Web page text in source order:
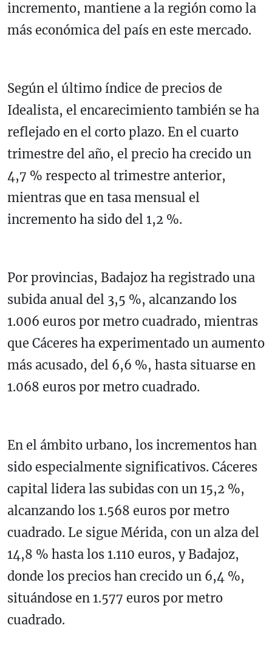
incremento, mantiene a la región como la
más económica del país en este mercado.
Según el último índice de precios de
Idealista, el encarecimiento también se ha
reflejado en el corto plazo. En el cuarto
trimestre del año, el precio ha crecido un
4,7 % respecto al trimestre anterior,
mientras que en tasa mensual el
incremento ha sido del 1,2 %.
Por provincias, Badajoz ha registrado una
subida anual del 3,5 %, alcanzando los
1.006 euros por metro cuadrado, mientras
que Cáceres ha experimentado un aumento
más acusado, del 6,6 %, hasta situarse en
1.068 euros por metro cuadrado.
En el ámbito urbano, los incrementos han
sido especialmente significativos. Cáceres
capital lidera las subidas con un 15,2 %,
alcanzando los 1.568 euros por metro
cuadrado. Le sigue Mérida, con un alza del
14,8 % hasta los 1.110 euros, y Badajoz,
donde los precios han crecido un 6,4 %,
situándose en 1.577 euros por metro
cuadrado.